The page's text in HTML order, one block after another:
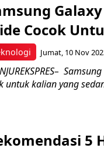
Cocok
Jumat, 10 Nov
untuk kalian yang
5